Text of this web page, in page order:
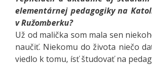
elementárnej pedagogiky na
v Ružomberku?
Už od malička som mala sen
naučiť. Niekomu do života niečo
viedlo k tomu, ísť študovať na